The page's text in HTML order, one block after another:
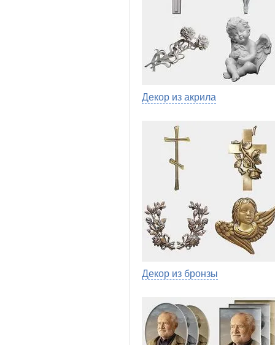
Декор из акрила
Декор из бронзы